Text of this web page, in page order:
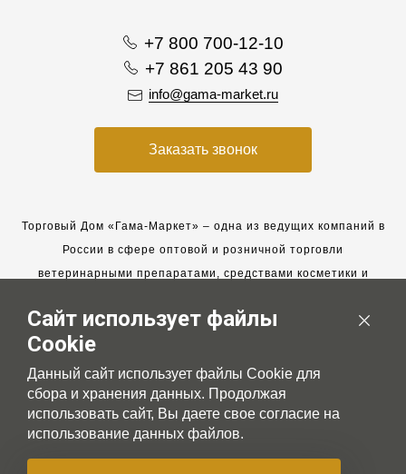
+7 800 700-12-10
+7 861 205 43 90
info@gama-market.ru
Заказать звонок
Торговый Дом «Гама-Маркет» – одна из ведущих компаний в
России в сфере оптовой и розничной торговли
ветеринарными препаратами, средствами косметики и
Мы работаем с 2005 года. Мы приглашаем к сотрудничеству
новых клиентов и всегда рассчитываем на взаимовыгодные,
долгосрочные партнерские отношения.
Сайт использует файлы
Cookie
Данный сайт использует файлы Cookie для
сбора и хранения данных. Продолжая
использовать сайт, Вы даете свое согласие на
использование данных файлов.